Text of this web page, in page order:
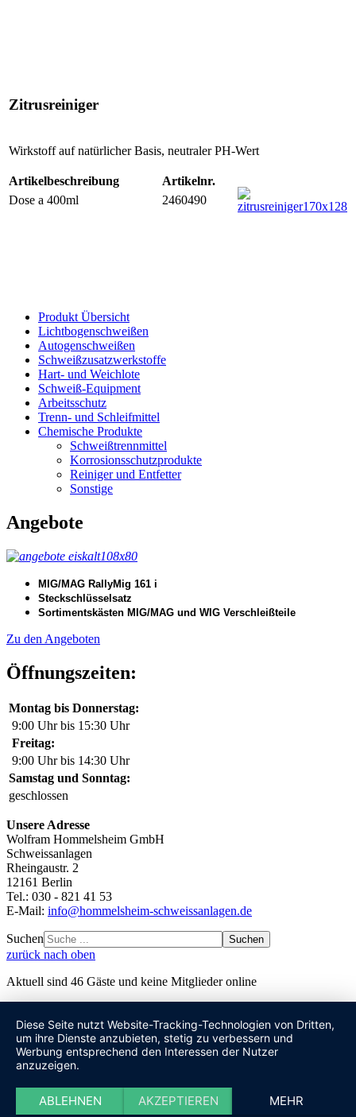
Zitrusreiniger
Wirkstoff auf natürlicher Basis, neutraler PH-Wert
Artikelbeschreibung
Artikelnr.
Dose a 400ml
2460490
Produkt Übersicht
Lichtbogenschweißen
Autogenschweißen
Schweißzusatzwerkstoffe
Hart- und Weichlote
Schweiß-Equipment
Arbeitsschutz
Trenn- und Schleifmittel
Chemische Produkte
Schweißtrennmittel
Korrosionsschutzprodukte
Reiniger und Entfetter
Sonstige
Angebote
MIG/MAG RallyMig 161 i
Steckschlüsselsatz
Sortimentskästen MIG/MAG und WIG Verschleißteile
Zu den Angeboten
Öffnungszeiten:
Montag bis Donnerstag:
9:00 Uhr bis 15:30 Uhr
Freitag:
9:00 Uhr bis 14:30 Uhr
Samstag und Sonntag:
geschlossen
Unsere Adresse
Wolfram Hommelsheim GmbH
Schweissanlagen
Rheingaustr. 2
12161 Berlin
Tel.: 030 - 821 41 53
E-Mail: info@hommelsheim-schweissanlagen.de
Suchen Suchen
zurück nach oben
Aktuell sind 46 Gäste und keine Mitglieder online
Diese Seite nutzt Website-Tracking-Technologien von Dritten,
um ihre Dienste anzubieten, stetig zu verbessern und
Werbung entsprechend den Interessen der Nutzer
anzuzeigen.
ABLEHNEN AKZEPTIEREN MEHR